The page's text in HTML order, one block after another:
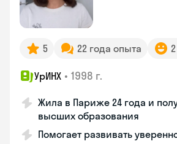
5 22 года опыта
УрИНХ • 1998 г.
Жила в Париже 24 года и
высших образования
Помогает развивать